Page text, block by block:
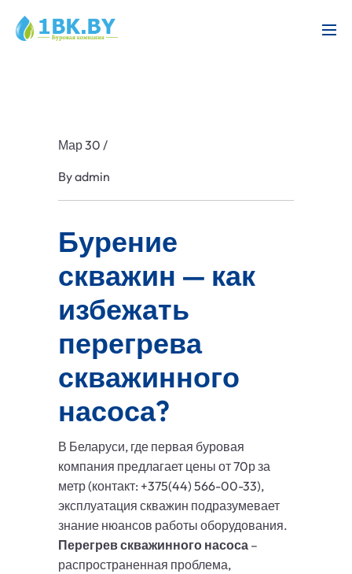
Мар 30 /
Byadmin
Бурение
скважин — как
избежать
перегрева
скважинного
насоса?
В Беларуси, где первая буровая
компания предлагает цены от 70р за
метр (контакт: +375(44) 566-00-33),
эксплуатация скважин подразумевает
знание нюансов работы оборудования.
Перегрев скважинного насоса –
распространенная проблема,